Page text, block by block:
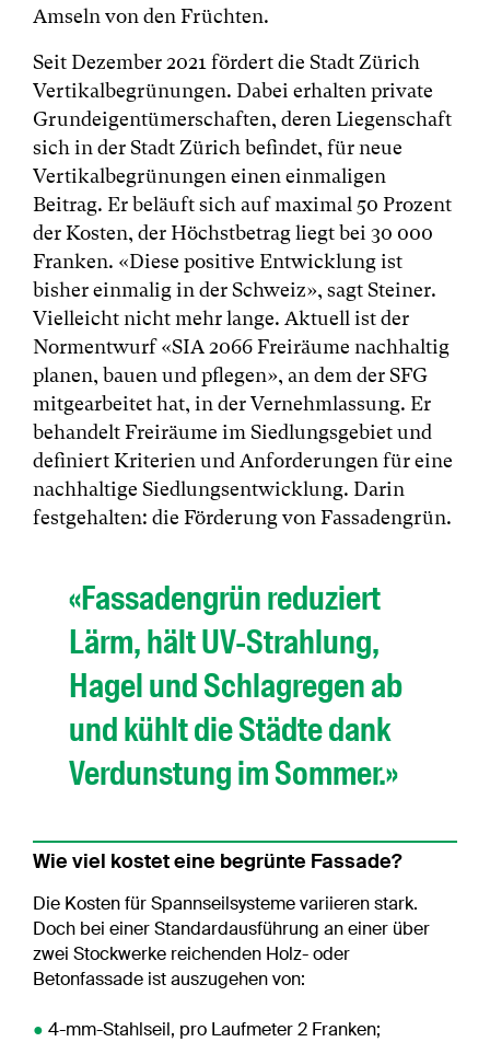
Amseln von den Früchten.
Seit Dezember 2021 fördert die Stadt Zürich
Vertikalbegrünungen. Dabei erhalten private
Grundeigentümerschaften, deren Liegenschaft
sich in der Stadt Zürich befindet, für neue
Vertikalbegrünungen einen einmaligen
Beitrag. Er beläuft sich auf maximal 50 Prozent
der Kosten, der Höchstbetrag liegt bei 30 000
Franken. «Diese positive Entwicklung ist
bisher einmalig in der Schweiz», sagt Steiner.
Vielleicht nicht mehr lange. Aktuell ist der
Normentwurf «SIA 2066 Freiräume nachhaltig
planen, bauen und pflegen», an dem der SFG
mitgearbeitet hat, in der Vernehmlassung. Er
behandelt Freiräume im Siedlungsgebiet und
definiert Kriterien und Anforderungen für eine
nachhaltige Siedlungsentwicklung. Darin
festgehalten: die Förderung von Fassadengrün.
«Fassadengrün reduziert
Lärm, hält UV-Strahlung,
Hagel und Schlagregen ab
und kühlt die Städte dank
Verdunstung im Sommer.»
Wie viel kostet eine begrünte Fassade?
Die Kosten für Spannseilsysteme variieren stark.
Doch bei einer Standardausführung an einer über
zwei Stockwerke reichenden Holz- oder
Betonfassade ist auszugehen von:
● 4-mm-Stahlseil, pro Laufmeter 2 Franken;